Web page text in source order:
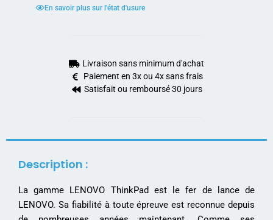
En savoir plus sur l'état d'usure
Livraison sans minimum d'achat
Paiement en 3x ou 4x sans frais
Satisfait ou remboursé 30 jours
Description :
La gamme LENOVO ThinkPad est le fer de lance de
LENOVO. Sa fiabilité à toute épreuve est reconnue depuis